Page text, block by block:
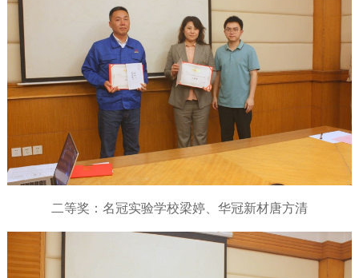
二等奖：名冠实验学校梁婷、华冠新材唐方清